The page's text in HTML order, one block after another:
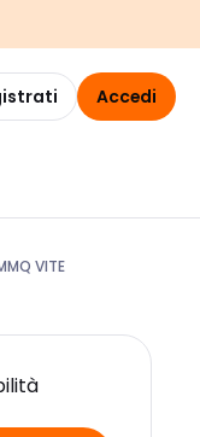
Accedi
VITE